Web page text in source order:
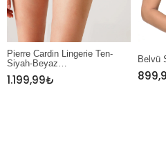
Belvü Siyah 1189 Desteksiz…
899,99